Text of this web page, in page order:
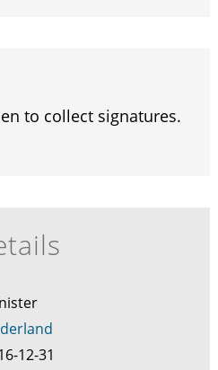
to collect signatures.
12-31